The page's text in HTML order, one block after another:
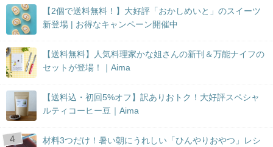
【2個で送料無料！】大好評「おかしめいと」のスイーツ
新登場 | お得なキャンペーン開催中
【送料無料】人気料理家かな姐さんの新刊＆万能ナイフの
セットが登場！｜Aima
【送料込・初回5%オフ】訳ありおトク！大好評スペシャ
ルティコーヒー豆｜Aima
材料3つだけ！暑い朝にうれしい「ひんやりおやつ」レシ